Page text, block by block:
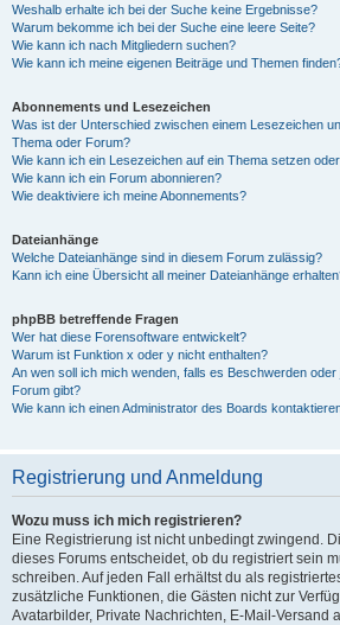
Weshalb erhalte ich bei der Suche keine Ergebnisse?
Warum bekomme ich bei der Suche eine leere Seite?
Wie kann ich nach Mitgliedern suchen?
Wie kann ich meine eigenen Beiträge und Themen
Abonnements und Lesezeichen
Was ist der Unterschied zwischen einem Lesezeichen
Thema oder Forum?
Wie kann ich ein Lesezeichen auf ein Thema setzen
Wie kann ich ein Forum abonnieren?
Wie deaktiviere ich meine Abonnements?
Dateianhänge
Welche Dateianhänge sind in diesem Forum zulässig?
Kann ich eine Übersicht all meiner Dateianhänge
phpBB betreffende Fragen
Wer hat diese Forensoftware entwickelt?
Warum ist Funktion x oder y nicht enthalten?
An wen soll ich mich wenden, falls es Beschwerden
Forum gibt?
Wie kann ich einen Administrator des Boards
Registrierung und Anmeldung
Wozu muss ich mich registrieren?
Eine Registrierung ist nicht unbedingt zwingend.
dieses Forums entscheidet, ob du registriert sein
schreiben. Auf jeden Fall erhältst du als
zusätzliche Funktionen, die Gästen nicht zur
Avatarbilder, Private Nachrichten, E-Mail-Versand